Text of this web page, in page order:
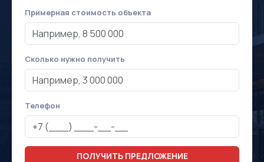
Примерная стоимость объекта
Сколько нужно получить
Телефон
ПОЛУЧИТЬ ПРЕДЛОЖЕНИЕ